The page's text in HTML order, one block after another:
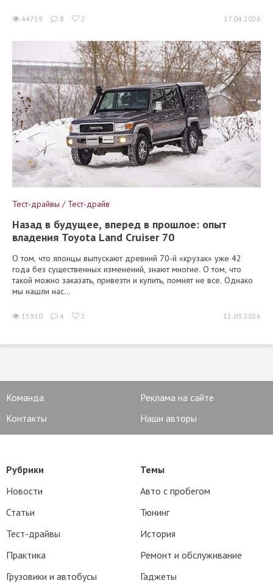
44759 8 2 17.04.2026
Тест-драйвы / Тест-драйв
Назад в будущее, вперед в прошлое: опыт
владения Toyota Land Cruiser 70
О том, что японцы выпускают древний 70-й «крузак» уже 42
года без существенных изменений, знают многие. О том, что
такой можно заказать, привезти и купить, помнят не все. Однако
мы нашли нас...
15910 4 2 12.03.2026
Команда
Реклама на сайте
Контакты
Наши авторы
Рубрики
Новости
Статьи
Тест-драйвы
Практика
Грузовики и автобусы
Темы
Авто с пробегом
Тюнинг
История
Ремонт и обслуживание
Гаджеты